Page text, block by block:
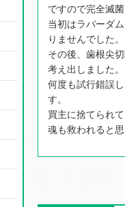
ですので完全滅
当初はラバーダ
りませんでした。
その後、歯根尖
考え出しました。
何度も試行錯誤
す。
買主に捨てられ
魂も救われると